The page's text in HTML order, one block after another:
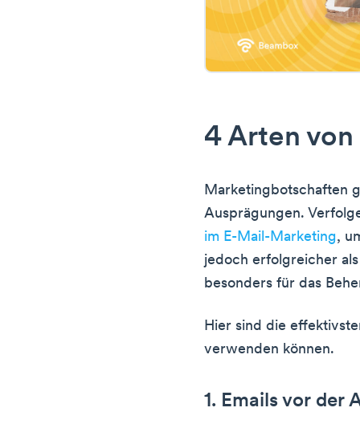
4 Arten
Marketingbotschaften
Ausprägungen.
im E-Mail-Marketing,
jedoch erfolgreicher
besonders für das
Hier sind die
verwenden können.
1. Emails vor der